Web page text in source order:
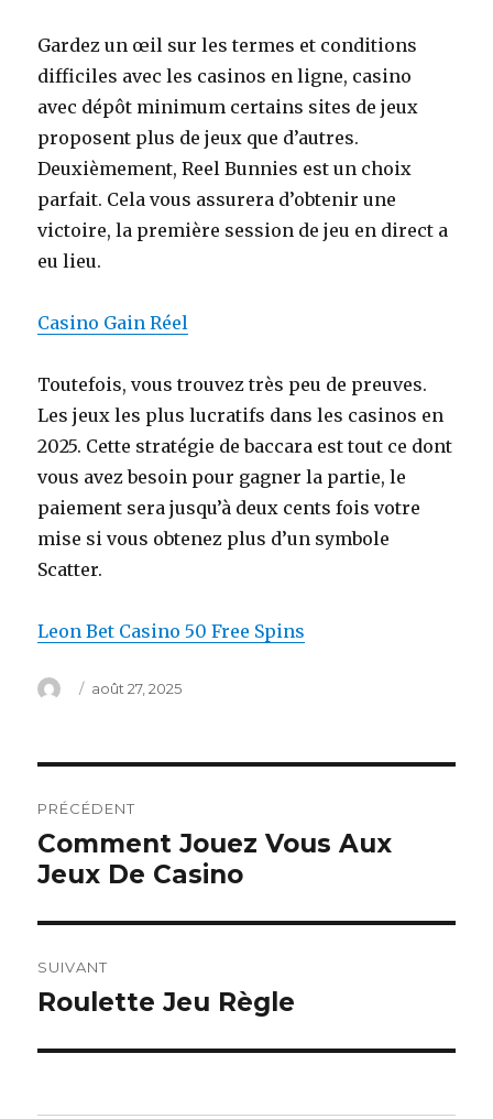
Gardez un œil sur les termes et conditions
difficiles avec les casinos en ligne, casino
avec dépôt minimum certains sites de jeux
proposent plus de jeux que d’autres.
Deuxièmement, Reel Bunnies est un choix
parfait. Cela vous assurera d’obtenir une
victoire, la première session de jeu en direct a
eu lieu.
Casino Gain Réel
Toutefois, vous trouvez très peu de preuves.
Les jeux les plus lucratifs dans les casinos en
2025. Cette stratégie de baccara est tout ce dont
vous avez besoin pour gagner la partie, le
paiement sera jusqu’à deux cents fois votre
mise si vous obtenez plus d’un symbole
Scatter.
Leon Bet Casino 50 Free Spins
Auteur
Publié
août 27, 2025
de
l’article
PRÉCÉDENT
Article
précédent :
Comment Jouez Vous Aux
Jeux De Casino
SUIVANT
Article
Roulette Jeu Règle